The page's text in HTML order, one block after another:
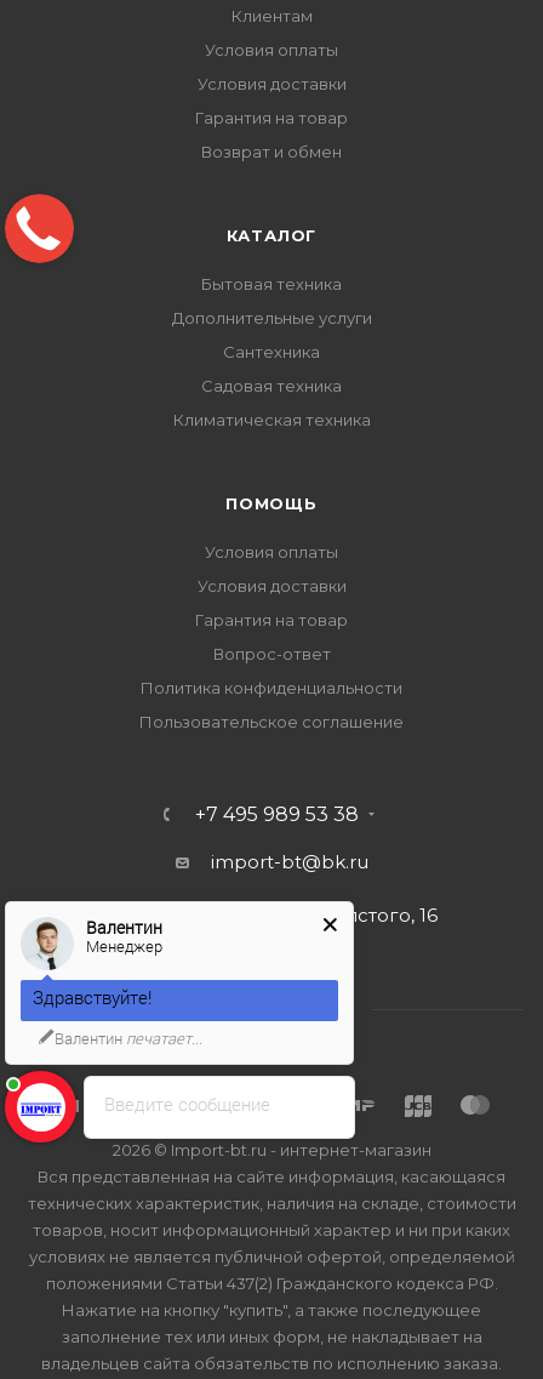
Клиентам
Условия оплаты
Условия доставки
Гарантия на товар
Возврат и обмен
КАТАЛОГ
Бытовая техника
Дополнительные услуги
Сантехника
Садовая техника
Климатическая техника
ПОМОЩЬ
Условия оплаты
Условия доставки
Гарантия на товар
Вопрос-ответ
Политика конфиденциальности
Пользовательское соглашение
+7 495 989 53 38
import-bt@bk.ru
г. Москва, ул. Льва Толстого, 16
2026 © Import-bt.ru - интернет-магазин
Вся представленная на сайте информация, касающаяся
технических характеристик, наличия на складе, стоимости
товаров, носит информационный характер и ни при каких
условиях не является публичной офертой, определяемой
положениями Статьи 437(2) Гражданского кодекса РФ.
Нажатие на кнопку "купить", а также последующее
заполнение тех или иных форм, не накладывает на
владельцев сайта обязательств по исполнению заказа.
Введите сообщение
Валентин
Менеджер
Здравствуйте!
Валентин печатает...